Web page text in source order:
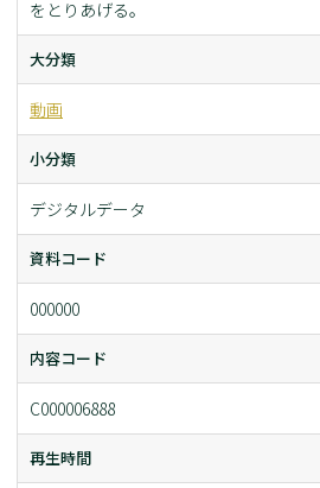
をとりあげる。
大分類
動画
小分類
デジタルデータ
資料コード
000000
内容コード
C000006888
再生時間